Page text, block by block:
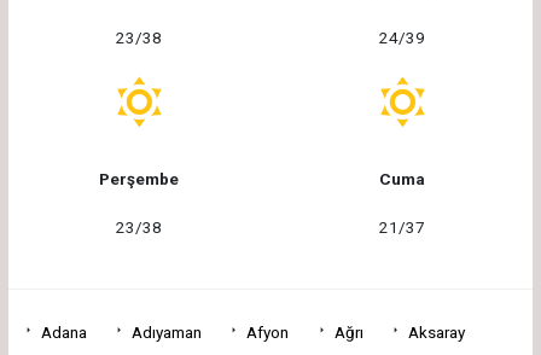
23/38 24/39
Perşembe
23/38
Cuma
21/37
Adana Adıyaman Afyon Ağrı
Aksaray